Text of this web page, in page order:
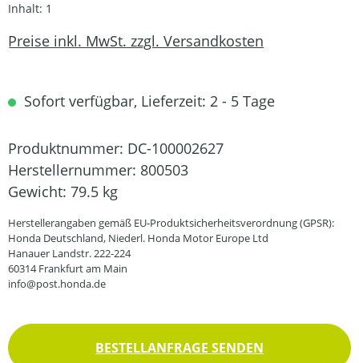
Inhalt: 1
Preise inkl. MwSt. zzgl. Versandkosten
Sofort verfügbar, Lieferzeit: 2 - 5 Tage
Produktnummer: DC-100002627
Herstellernummer: 800503
Gewicht: 79.5 kg
Herstellerangaben gemäß EU-Produktsicherheitsverordnung (GPSR):
Honda Deutschland, Niederl. Honda Motor Europe Ltd
Hanauer Landstr. 222-224
60314 Frankfurt am Main
info@post.honda.de
BESTELLANFRAGE SENDEN